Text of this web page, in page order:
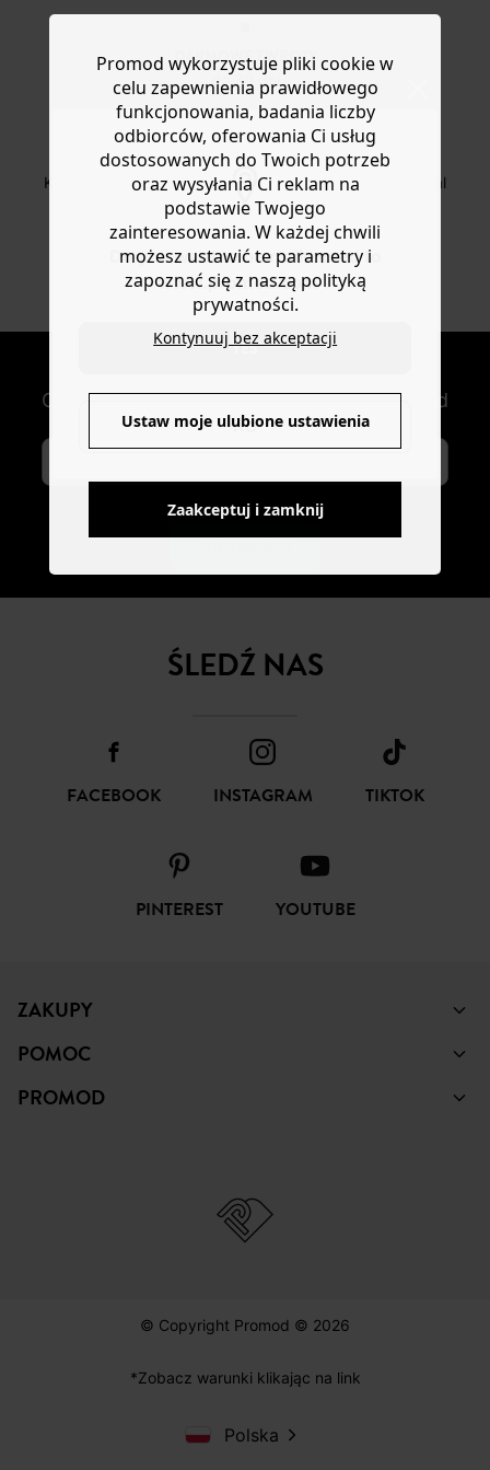
Do you want to be redirected to
www.promod.com ?
YES
NO
DARMOWE ZWROTY
do 30 dni
BEZPIECZNA PŁATNOŚC
Karta płatnicza, Apple Pay, Przelew internetowy, Paypal
OD ROZ. 34 DO 48
Nowe artykuły online
Otrzymuj nowości modowe i oferty Promod
ŚLEDŹ NAS
FACEBOOK INSTAGRAM TIKTOK
PINTEREST YOUTUBE
ZAKUPY
POMOC
PROMOD
© Copyright Promod © 2026
*Zobacz warunki klikając na link
Polska
Promod wykorzystuje pliki cookie w
celu zapewnienia prawidłowego
funkcjonowania, badania liczby
odbiorców, oferowania Ci usług
dostosowanych do Twoich potrzeb
oraz wysyłania Ci reklam na
podstawie Twojego
zainteresowania. W każdej chwili
możesz ustawić te parametry i
zapoznać się z naszą polityką
prywatności.
Kontynuuj bez akceptacji
Ustaw moje ulubione ustawienia
Zaakceptuj i zamknij